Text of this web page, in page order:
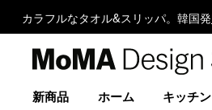
カラフルなタオル&スリッパ。韓国発
新商品 ホーム キッチン